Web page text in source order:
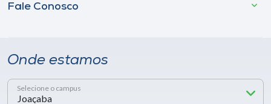
Fale Conosco
Onde estamos
Selecione o campus